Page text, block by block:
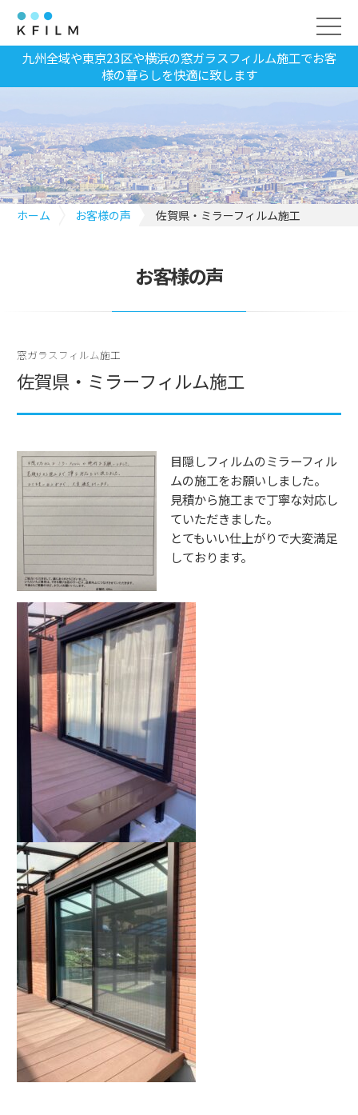
九州全域や東京23区や横浜の窓ガラスフィルム施工でお客
様の暮らしを快適に致します
ホーム お客様の声 佐賀県・ミラーフィルム施工
お客様の声
窓ガラスフィルム施工
佐賀県・ミラーフィルム施工
目隠しフィルムのミラーフィル
ムの施工をお願いしました。
見積から施工まで丁寧な対応し
ていただきました。
とてもいい仕上がりで大変満足
しております。